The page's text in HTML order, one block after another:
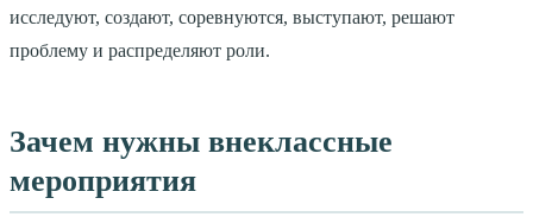
исследуют, создают, соревнуются, выступают, решают
проблему и распределяют роли.
Зачем нужны внеклассные
мероприятия